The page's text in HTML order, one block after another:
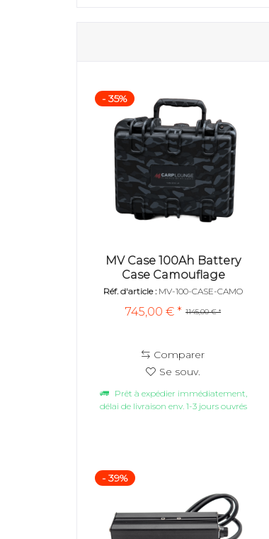
- 35%
MV Case 100Ah Battery
Case Camouflage
Réf. d'article : MV-100-CASE-CAMO
1145,00 € *
745,00 € *
Comparer
Se souv.
Prêt à expédier immédiatement,
délai de livraison env. 1-3 jours ouvrés
- 39%